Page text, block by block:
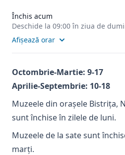
Închis acum
Deschide la 09:00 în ziua de
Afișează orar
Octombrie-Martie: 9-17
Aprilie-Septembrie: 10-18
Muzeele din oraşele Bistriţa,
sunt închise în zilele de luni.
Muzeele de la sate sunt
marţi.